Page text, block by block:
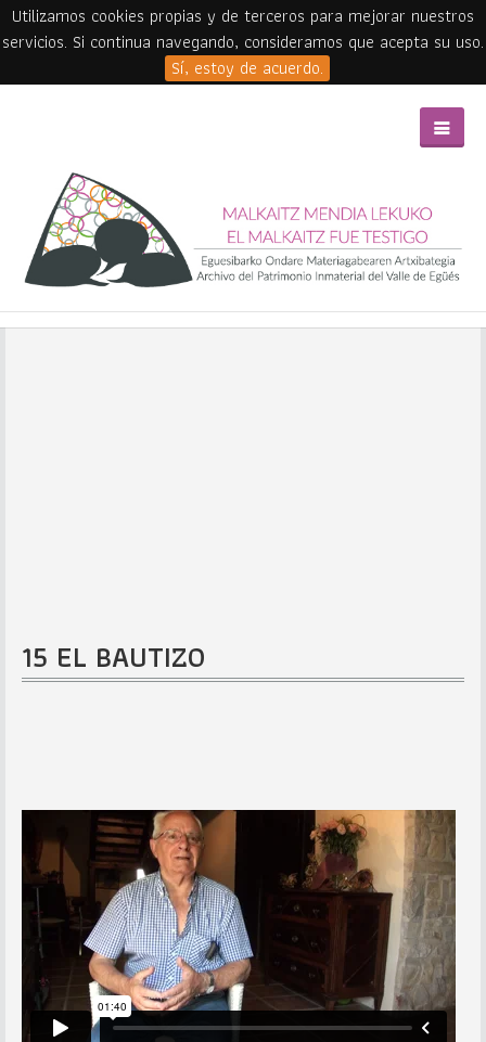
Utilizamos cookies propias y de terceros para mejorar nuestros
servicios. Si continua navegando, consideramos que acepta su uso.
Sí, estoy de acuerdo.
15 EL BAUTIZO